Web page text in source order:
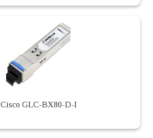
Cisco GLC-BX80-D-I